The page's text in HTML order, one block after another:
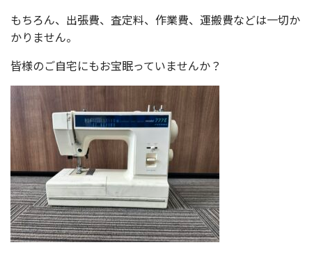
もちろん、出張費、査定料、作業費、運搬費などは一切か
かりません。
皆様のご自宅にもお宝眠っていませんか？